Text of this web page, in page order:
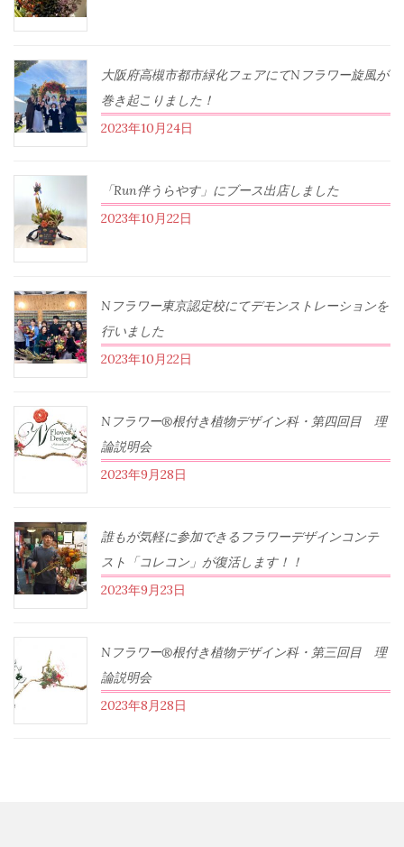
大阪府高槻市都市緑化フェアにてNフラワー旋風が
巻き起こりました！
2023年10月24日
「Run伴うらやす」にブース出店しました
2023年10月22日
Nフラワー東京認定校にてデモンストレーションを
行いました
2023年10月22日
Nフラワー®根付き植物デザイン科・第四回目 理
論説明会
2023年9月28日
誰もが気軽に参加できるフラワーデザインコンテ
スト「コレコン」が復活します！！
2023年9月23日
Nフラワー®根付き植物デザイン科・第三回目 理
論説明会
2023年8月28日